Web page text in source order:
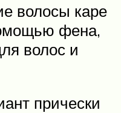
волосы каре
фена,
волос и
прически